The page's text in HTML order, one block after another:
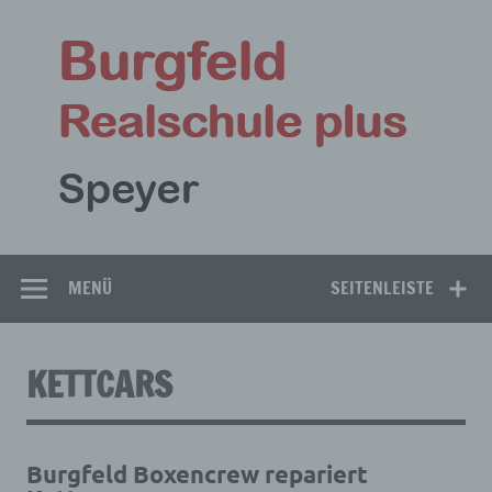
springen
SEITENLEISTE
MENÜ
KETTCARS
Burgfeld Boxencrew repariert